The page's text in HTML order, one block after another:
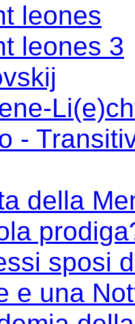
leones
leones 3
-
della
sposi
e una